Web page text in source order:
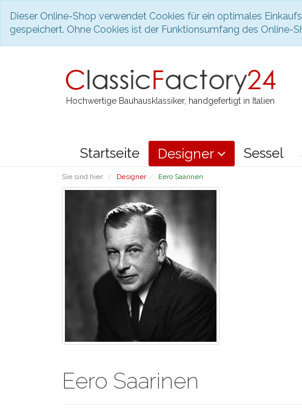
Dieser Online-Shop verwendet Cookies für ein optimales
gespeichert. Ohne Cookies ist der Funktionsumfang des Online-
Hochwertige Bauhausklassiker, handgefertigt in Italien
Startseite Designer Sessel
Sie sind hier: Designer Eero Saarinen
Eero Saarinen